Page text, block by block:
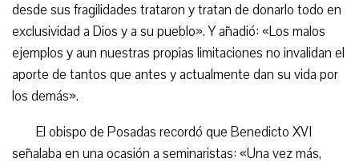
desde sus fragilidades trataron y tratan de donarlo todo en
exclusividad a Dios y a su pueblo». Y añadió: «Los malos
ejemplos y aun nuestras propias limitaciones no invalidan el
aporte de tantos que antes y actualmente dan su vida por
los demás».
El obispo de Posadas recordó que Benedicto XVI
señalaba en una ocasión a seminaristas: «Una vez más,